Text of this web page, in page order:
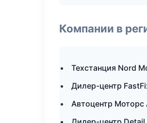
Компании в
Техстанция Nord
Дилер-центр
Автоцентр